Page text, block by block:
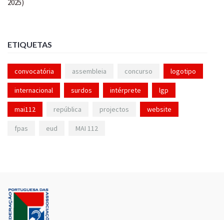
ETIQUETAS
convocatória assembleia concurso logotipo
internacional surdos intérprete lgp
mai112 república projectos website
fpas eud MAI 112